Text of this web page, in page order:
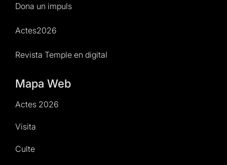
Dona un impuls
Actes2026
Revista Temple en digital
Mapa Web
Actes 2026
Visita
Culte